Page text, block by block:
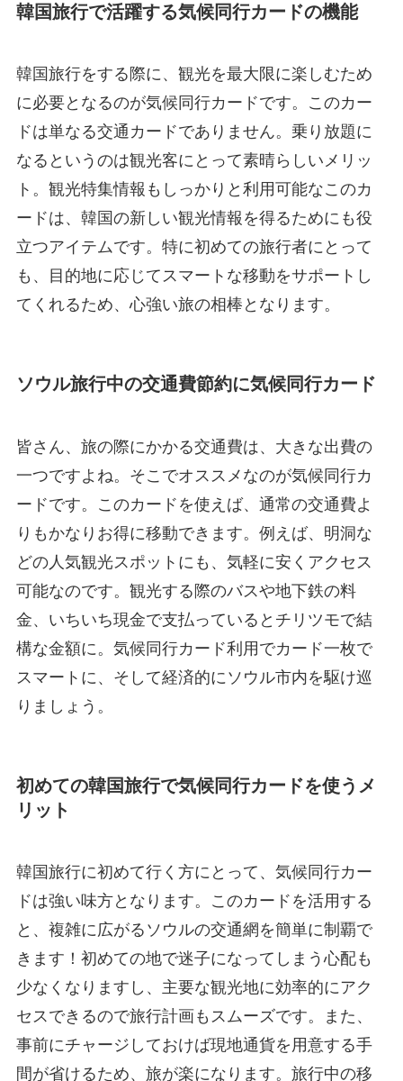
韓国旅行で活躍する気候同行カードの機能
韓国旅行をする際に、観光を最大限に楽しむため
に必要となるのが気候同行カードです。このカー
ドは単なる交通カードでありません。乗り放題に
なるというのは観光客にとって素晴らしいメリッ
ト。観光特集情報もしっかりと利用可能なこのカ
ードは、韓国の新しい観光情報を得るためにも役
立つアイテムです。特に初めての旅行者にとって
も、目的地に応じてスマートな移動をサポートし
てくれるため、心強い旅の相棒となります。
ソウル旅行中の交通費節約に気候同行カード
皆さん、旅の際にかかる交通費は、大きな出費の
一つですよね。そこでオススメなのが気候同行カ
ードです。このカードを使えば、通常の交通費よ
りもかなりお得に移動できます。例えば、明洞な
どの人気観光スポットにも、気軽に安くアクセス
可能なのです。観光する際のバスや地下鉄の料
金、いちいち現金で支払っているとチリツモで結
構な金額に。気候同行カード利用でカード一枚で
スマートに、そして経済的にソウル市内を駆け巡
りましょう。
初めての韓国旅行で気候同行カードを使うメ
リット
韓国旅行に初めて行く方にとって、気候同行カー
ドは強い味方となります。このカードを活用する
と、複雑に広がるソウルの交通網を簡単に制覇で
きます！初めての地で迷子になってしまう心配も
少なくなりますし、主要な観光地に効率的にアク
セスできるので旅行計画もスムーズです。また、
事前にチャージしておけば現地通貨を用意する手
間が省けるため、旅が楽になります。旅行中の移